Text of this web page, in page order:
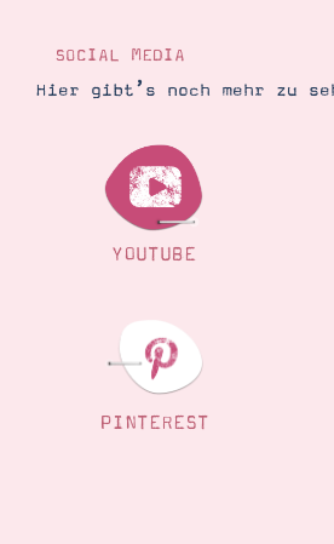
SOCIAL MEDIA
Hier gibt’s noch mehr zu
YOUTUBE
PINTEREST